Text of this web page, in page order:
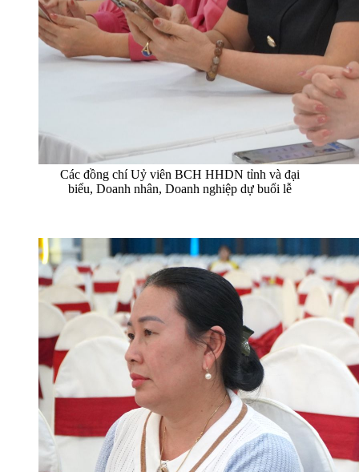
Các đồng chí Uỷ viên BCH HHDN tỉnh và đại
biểu, Doanh nhân, Doanh nghiệp dự buổi lễ